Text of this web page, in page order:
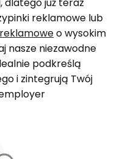
reklamowe lub
o wysokim
nasze niezawodne
podkreślą
i zintegrują Twój